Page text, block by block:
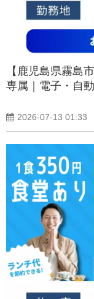
【鹿児島県霧島
専属｜電子・自
2026-07-13 01:33